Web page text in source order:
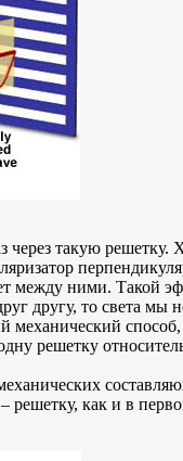
через такую
ними. Такой
другу, то света мы
механический
решетку
решетку, как и в